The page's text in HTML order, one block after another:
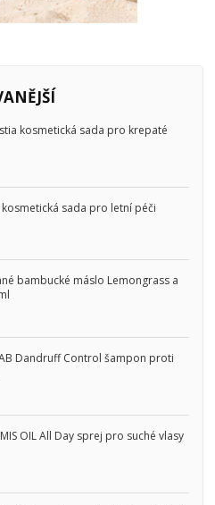
kosmetická sada pro krepaté
kosmetická sada pro letní péči
bambucké máslo Lemongrass a
Dandruff Control šampon proti
OIL All Day sprej pro suché vlasy